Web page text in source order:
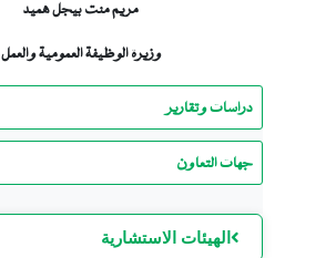
مريم منت بيجل هميد
وزيرة الوظيفة العمومية والعمل
دراسات وتقارير
جهات التعاون
الهيئات الاستشارية